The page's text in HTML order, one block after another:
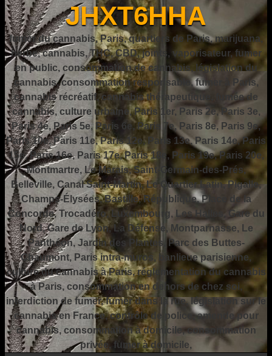
JHXT6HHA
fumer du cannabis, Paris, quartiers de Paris, marijuana,
herbe, cannabis, THC, CBD, joints, vaporisateur, fumer
en public, consommation de cannabis, législation du
cannabis, consommation responsable, fumer à Paris,
cannabis récréatif, cannabis thérapeutique, fumée de
cannabis, culture urbaine, Paris 1er, Paris 2e, Paris 3e,
Paris 4e, Paris 5e, Paris 6e, Paris 7e, Paris 8e, Paris 9e,
Paris 10e, Paris 11e, Paris 12e, Paris 13e, Paris 14e, Paris
15e, Paris 16e, Paris 17e, Paris 18e, Paris 19e, Paris 20e,
Montmartre, Le Marais, Saint-Germain-des-Prés,
Belleville, Canal Saint-Martin, Le Quartier Latin, Pigalle,
Champs-Élysées, Bastille, République, Place de la
Concorde, Trocadéro, Luxembourg, Les Halles, Gare du
Nord, Gare de Lyon, La Défense, Montparnasse, Le
Panthéon, Jardin des Plantes, Parc des Buttes-
Chaumont, Paris intra-muros, banlieue parisienne,
culture du cannabis à Paris, réglementation du cannabis
à Paris, consommation en dehors de chez soi,
interdiction de fumer, fumer dans la rue, législation sur le
cannabis en France, contrôle de police, amende pour
cannabis, consommation à domicile, consommation
privée, fumer à domicile,